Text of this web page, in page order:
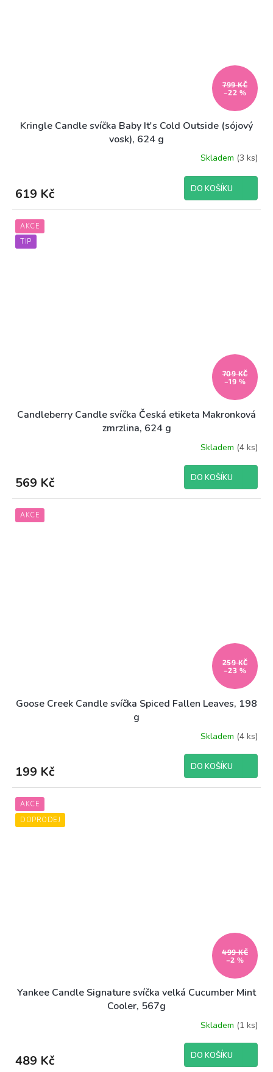
799 KČ
–22 %
Kringle Candle svíčka Baby It's Cold Outside (sójový
vosk), 624 g
Skladem (3 ks)
619 Kč DO KOŠÍKU
AKCE
TIP
709 KČ
–19 %
Candleberry Candle svíčka Česká etiketa Makronková
zmrzlina, 624 g
Skladem (4 ks)
569 Kč DO KOŠÍKU
AKCE
259 KČ
–23 %
Goose Creek Candle svíčka Spiced Fallen Leaves, 198
g
Skladem (4 ks)
199 Kč DO KOŠÍKU
AKCE
DOPRODEJ
499 KČ
–2 %
Yankee Candle Signature svíčka velká Cucumber Mint
Cooler, 567g
Skladem (1 ks)
489 Kč DO KOŠÍKU